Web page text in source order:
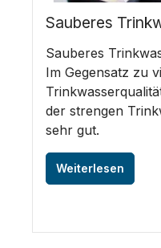
Sauberes
Sauberes
Im Gegensatz zu
der strengen
sehr gut.
Weiterlesen